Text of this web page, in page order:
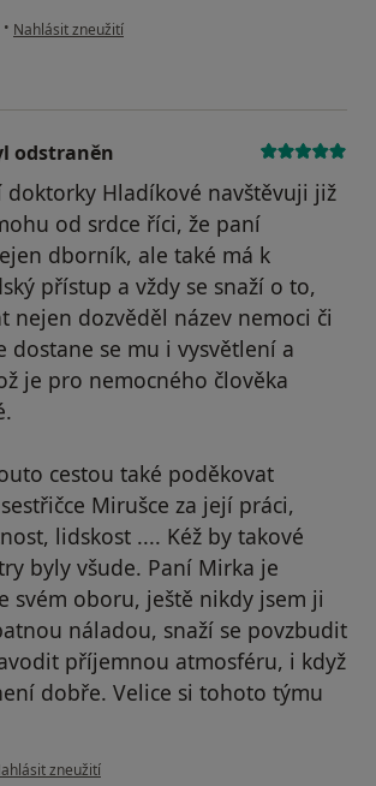
• podle názoru uživatele Váš účet byl odstraněn
Nahlásit zneužití
odstraněn
doktorky Hladíkové navštěvuji již
od srdce říci, že paní
dborník, ale také má k
přístup a vždy se snaží o to,
nejen dozvěděl název nemoci či
dostane se mu i vysvětlení a
je pro nemocného člověka
cestou také poděkovat
Mirušce za její práci,
lidskost .... Kéž by takové
byly všude. Paní Mirka je
svém oboru, ještě nikdy jsem ji
náladou, snaží se povzbudit
příjemnou atmosféru, i když
dobře. Velice si tohoto týmu
názoru uživatele Váš účet byl odstraněn
zneužití